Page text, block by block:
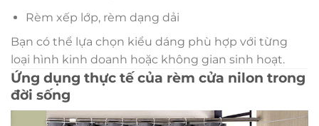
Rèm xếp lớp, rèm dạng dải
Bạn có thể lựa chọn kiểu dáng phù hợp với từng
loại hình kinh doanh hoặc không gian sinh hoạt.
Ứng dụng thực tế của rèm cửa nilon trong
đời sống